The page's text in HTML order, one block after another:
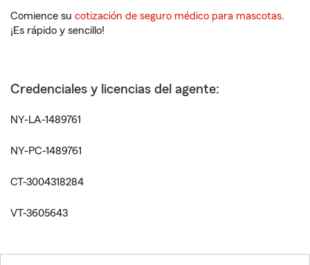
Comience su cotización de seguro médico para mascotas.
¡Es rápido y sencillo!
Credenciales y licencias del agente:
NY-LA-1489761
NY-PC-1489761
CT-3004318284
VT-3605643